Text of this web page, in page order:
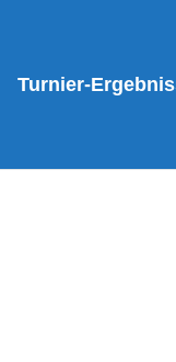
Turnier-